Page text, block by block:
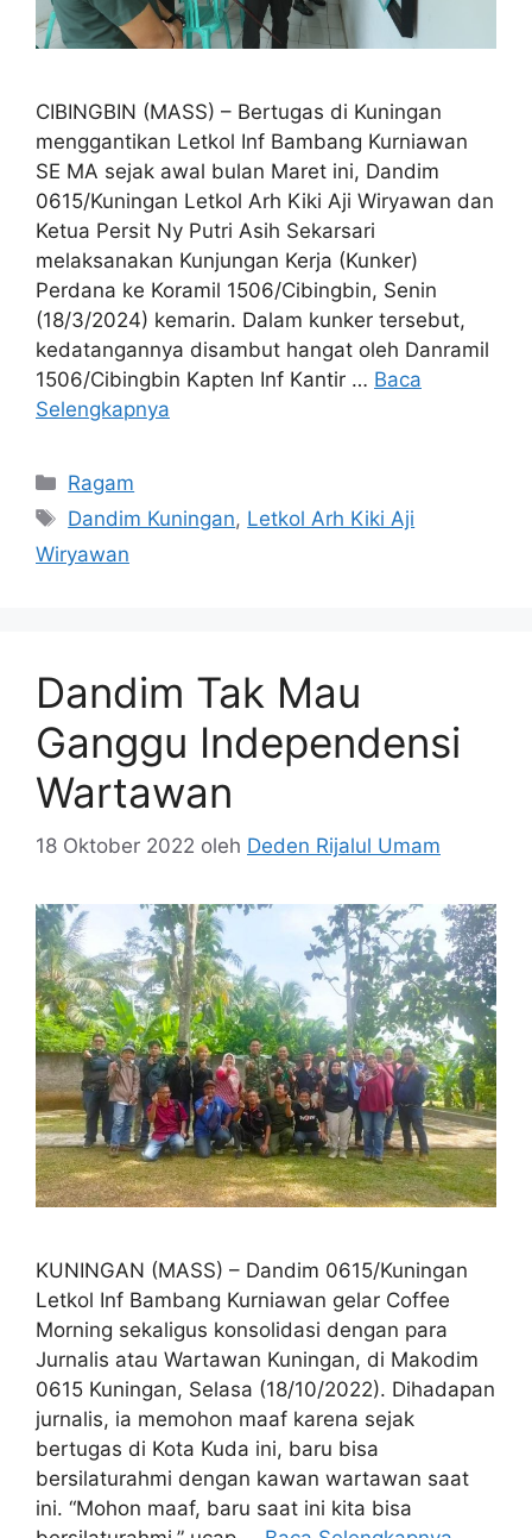
CIBINGBIN (MASS) – Bertugas di Kuningan
menggantikan Letkol Inf Bambang Kurniawan
SE MA sejak awal bulan Maret ini, Dandim
0615/Kuningan Letkol Arh Kiki Aji Wiryawan dan
Ketua Persit Ny Putri Asih Sekarsari
melaksanakan Kunjungan Kerja (Kunker)
Perdana ke Koramil 1506/Cibingbin, Senin
(18/3/2024) kemarin. Dalam kunker tersebut,
kedatangannya disambut hangat oleh Danramil
1506/Cibingbin Kapten Inf Kantir … Baca
Selengkapnya
Kategori
Ragam
Tag
Dandim Kuningan, Letkol Arh Kiki Aji
Wiryawan
Dandim Tak Mau
Ganggu Independensi
Wartawan
18 Oktober 2022 oleh Deden Rijalul Umam
KUNINGAN (MASS) – Dandim 0615/Kuningan
Letkol Inf Bambang Kurniawan gelar Coffee
Morning sekaligus konsolidasi dengan para
Jurnalis atau Wartawan Kuningan, di Makodim
0615 Kuningan, Selasa (18/10/2022). Dihadapan
jurnalis, ia memohon maaf karena sejak
bertugas di Kota Kuda ini, baru bisa
bersilaturahmi dengan kawan wartawan saat
ini. “Mohon maaf, baru saat ini kita bisa